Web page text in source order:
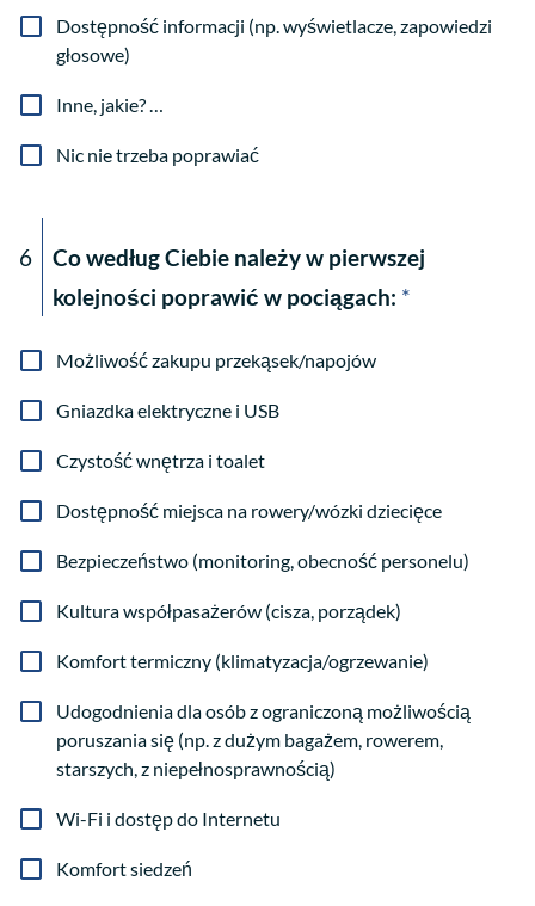
Dostępność informacji (np. wyświetlacze, zapowiedzi
głosowe)
Inne, jakie? …
Nic nie trzeba poprawiać
6
Co według Ciebie należy w pierwszej
kolejności poprawić w pociągach: *
Możliwość zakupu przekąsek/napojów
Gniazdka elektryczne i USB
Czystość wnętrza i toalet
Dostępność miejsca na rowery/wózki dziecięce
Bezpieczeństwo (monitoring, obecność personelu)
Kultura współpasażerów (cisza, porządek)
Komfort termiczny (klimatyzacja/ogrzewanie)
Udogodnienia dla osób z ograniczoną możliwością
poruszania się (np. z dużym bagażem, rowerem,
starszych, z niepełnosprawnością)
Wi-Fi i dostęp do Internetu
Komfort siedzeń